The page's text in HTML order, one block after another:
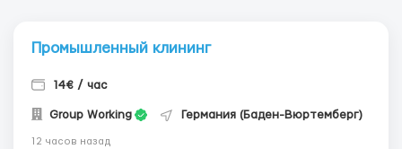
Промышленный клининг
14€ / час
Group Working Германия (Баден-Вюртемберг)
12 часов назад